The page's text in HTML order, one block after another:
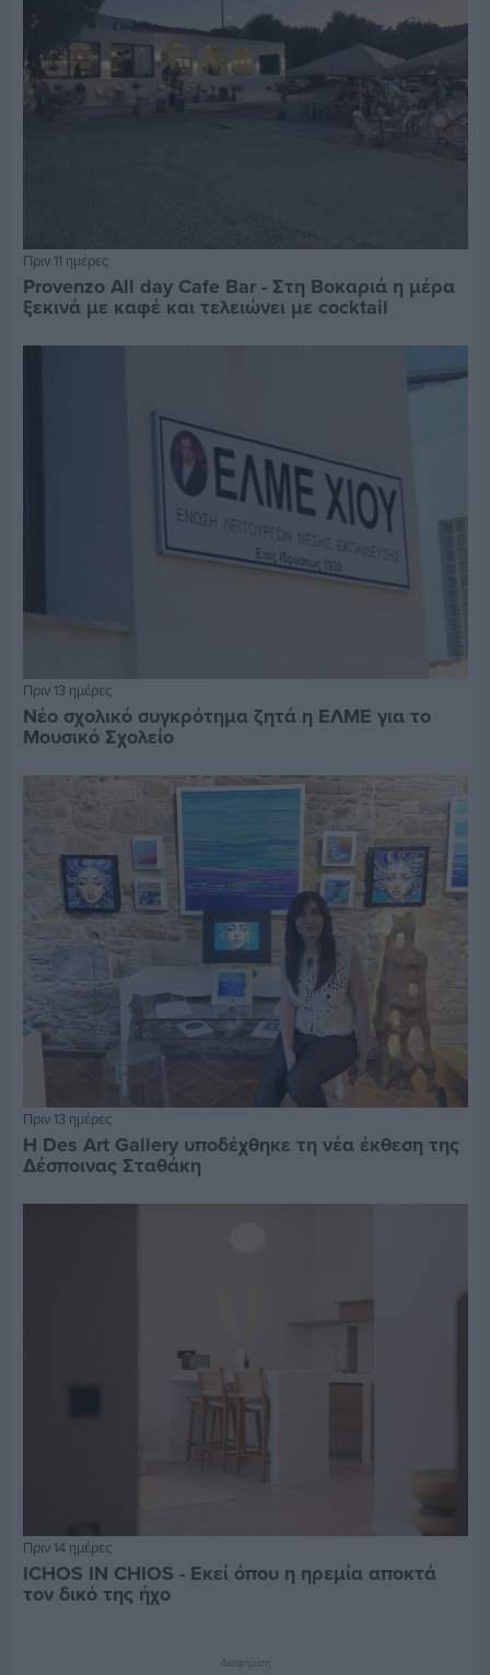
Πριν 11 ημέρες
Provenzo All day Cafe Bar - Στη Βοκαριά η μέρα
ξεκινά με καφέ και τελειώνει με cocktail
Πριν 13 ημέρες
Νέο σχολικό συγκρότημα ζητά η ΕΛΜΕ για το
Μουσικό Σχολείο
Πριν 13 ημέρες
Η Des Art Gallery υποδέχθηκε τη νέα έκθεση της
Δέσποινας Σταθάκη
Πριν 14 ημέρες
ICHOS IN CHIOS - Εκεί όπου η ηρεμία αποκτά
τον δικό της ήχο
Διαφήμιση